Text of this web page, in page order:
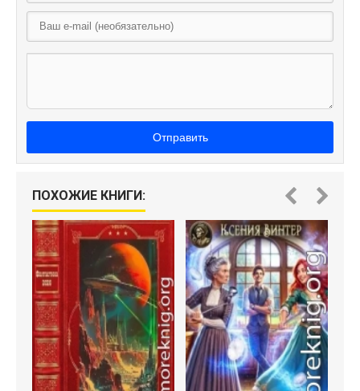
Отправить
ПОХОЖИЕ КНИГИ: